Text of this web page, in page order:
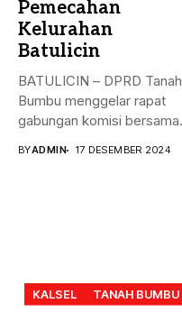
Pemecahan
Kelurahan
Batulicin
BATULICIN – DPRD Tanah
Bumbu menggelar rapat
gabungan komisi bersama
BYADMIN 17 DESEMBER 2024
KALSEL TANAH BUMBU